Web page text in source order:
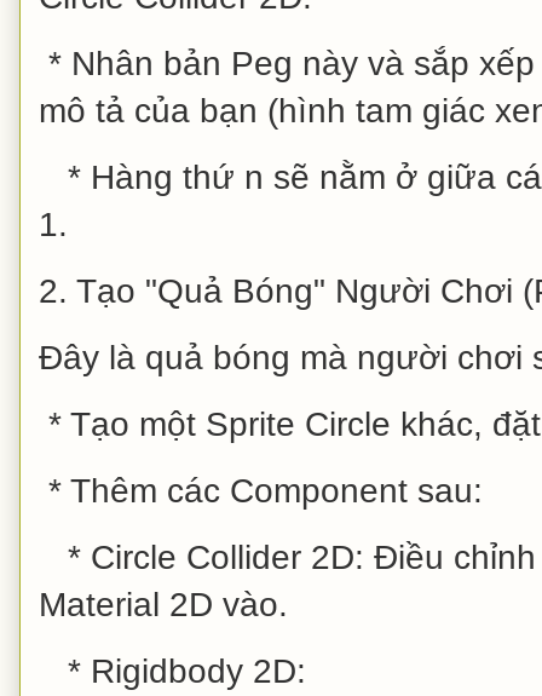
* Nhân bản Peg này và sắp
mô tả của bạn (hình tam giác
* Hàng thứ n sẽ nằm ở giữa
1.
2. Tạo "Quả Bóng" Người Chơi
Đây là quả bóng mà người chơi
* Tạo một Sprite Circle khác,
* Thêm các Component sau:
* Circle Collider 2D: Điều
Material 2D vào.
* Rigidbody 2D: